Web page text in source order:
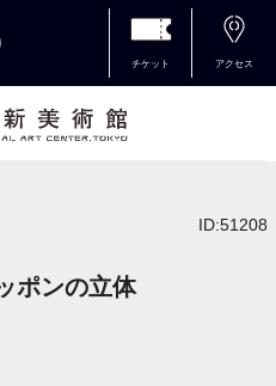
チケット アクセス
ID:51208
ポンの立体